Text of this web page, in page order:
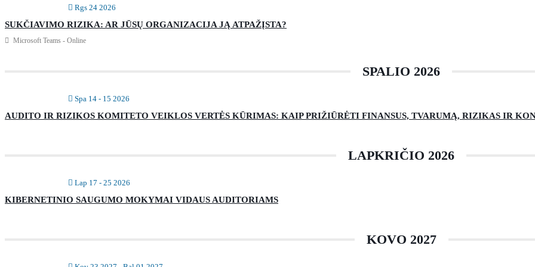
Rgs 24 2026
SUKČIAVIMO RIZIKA: AR JŪSŲ ORGANIZACIJA JĄ ATPAŽĮSTA?
Microsoft Teams - Online
SPALIO 2026
Spa 14 - 15 2026
AUDITO IR RIZIKOS KOMITETO VEIKLOS VERTĖS KŪRIMAS: KAIP PRIŽIŪRĖTI FINANSUS, TVARUMĄ, RIZIKAS IR
LAPKRIČIO 2026
Lap 17 - 25 2026
KIBERNETINIO SAUGUMO MOKYMAI VIDAUS AUDITORIAMS
KOVO 2027